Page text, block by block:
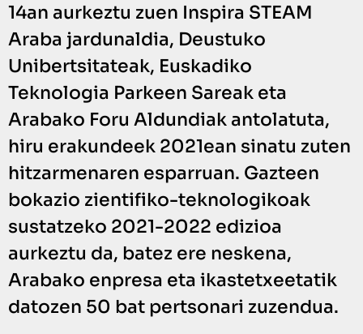
14an aurkeztu zuen Inspira STEAM
Araba jardunaldia, Deustuko
Unibertsitateak, Euskadiko
Teknologia Parkeen Sareak eta
Arabako Foru Aldundiak antolatuta,
hiru erakundeek 2021ean sinatu zuten
hitzarmenaren esparruan. Gazteen
bokazio zientifiko-teknologikoak
sustatzeko 2021-2022 edizioa
aurkeztu da, batez ere neskena,
Arabako enpresa eta ikastetxeetatik
datozen 50 bat pertsonari zuzendua.